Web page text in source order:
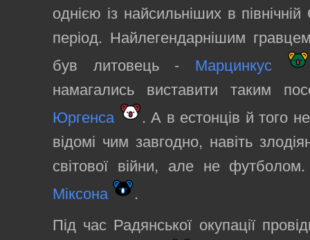
однією із найсильніших в
період. Найлегендарнішим
був литовець - Марцинкус
намагались виставити таким
Юргенса
. А в естонців й того
відомі чим завгодно, навіть
світової війни, але не
Міксона
.
Під час Радянської окупації